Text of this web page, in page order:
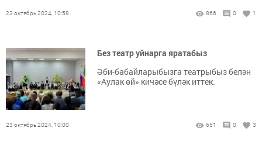
23 октябрь 2024, 10:58 866 0 1
Без театр уйнарга яратабыз
Әби-бабайларыбызга театрыбыз белән
«Аулак өй» кичәсе бүләк иттек.
23 октябрь 2024, 10:00 651 0 3